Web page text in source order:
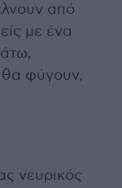
από
με ένα
θα φύγουν,
νευρικός